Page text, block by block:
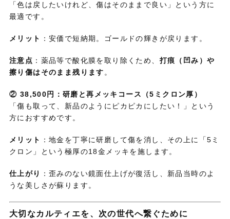
「色は戻したいけれど、傷はそのままで良い」という方に
最適です。
メリット ：安価で短納期。ゴールドの輝きが戻ります。
注意点 ：薬品等で酸化膜を取り除くため、 打痕（凹み）や
擦り傷はそのまま残ります。
② 38,500円：研磨と再メッキコース（5ミクロン厚）
「傷も取って、新品のようにピカピカにしたい！」という
方におすすめです。
メリット
：地金を丁寧に研磨して傷を消し、その上に「5ミ
クロン」という極厚の18金メッキを施します。
仕上がり
：歪みのない鏡面仕上げが復活し、新品当時のよ
うな美しさが蘇ります。
大切なカルティエを、次の世代へ繋ぐために